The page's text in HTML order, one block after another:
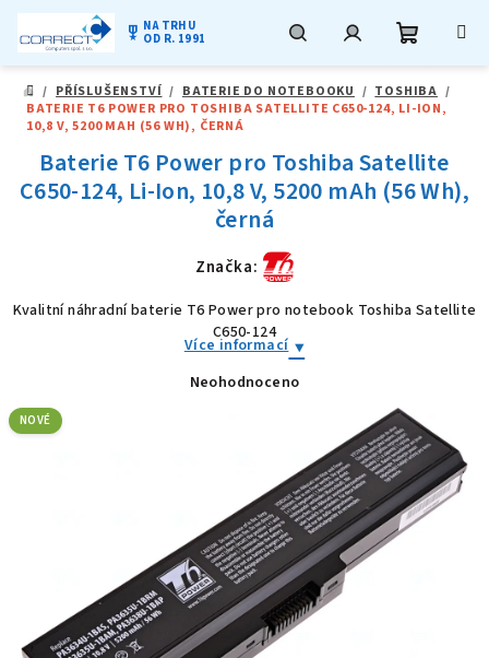
obsah
military_tech NA TRHU
OD R. 1991
DOMŮ
/ PŘÍSLUŠENSTVÍ / BATERIE DO NOTEBOOKU / TOSHIBA /
BATERIE T6 POWER PRO TOSHIBA SATELLITE C650-124, LI-ION,
10,8 V, 5200 MAH (56 WH), ČERNÁ
Baterie T6 Power pro Toshiba Satellite
C650-124, Li-Ion, 10,8 V, 5200 mAh (56 Wh),
černá
Značka:
Kvalitní náhradní baterie T6 Power pro notebook Toshiba Satellite
C650-124
Více informací
Průměrné
hvězdiček.
Neohodnoceno
NOVÉ